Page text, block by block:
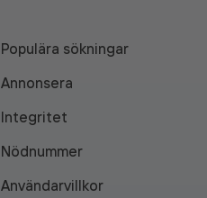
Populära sökningar
Annonsera
Integritet
Nödnummer
Användarvillkor